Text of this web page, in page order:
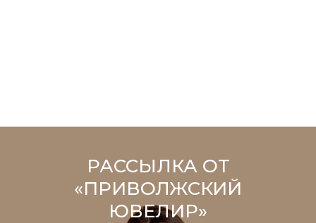
РАССЫЛКА ОТ
«ПРИВОЛЖСКИЙ
ЮВЕЛИР»